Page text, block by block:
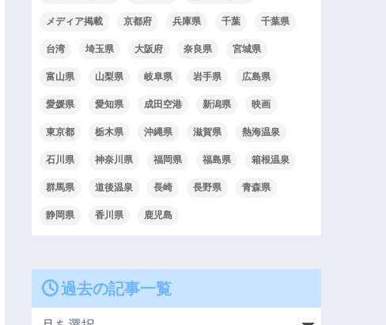
メディア掲載 京都府 兵庫県 千葉 千葉県
台湾 埼玉県 大阪府 奈良県 宮城県
富山県 山梨県 岐阜県 岩手県 広島県
愛媛県 愛知県 成田空港 新潟県 映画
東京都 栃木県 沖縄県 滋賀県 熱海温泉
石川県 神奈川県 福岡県 福島県 箱根温泉
群馬県 道後温泉 長崎 長野県 青森県
静岡県 香川県 鹿児島
過去の記事一覧